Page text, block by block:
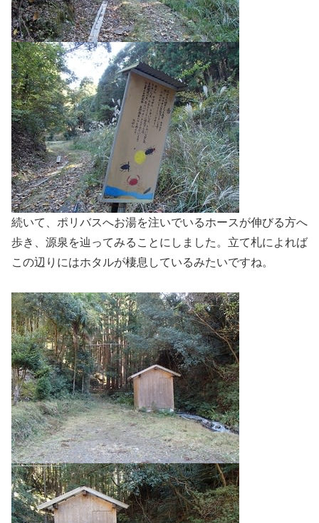
続いて、ポリバスへお湯を注いでいるホースが伸びる方へ
歩き、源泉を辿ってみることにしました。立て札によれば
この辺りにはホタルが棲息しているみたいですね。